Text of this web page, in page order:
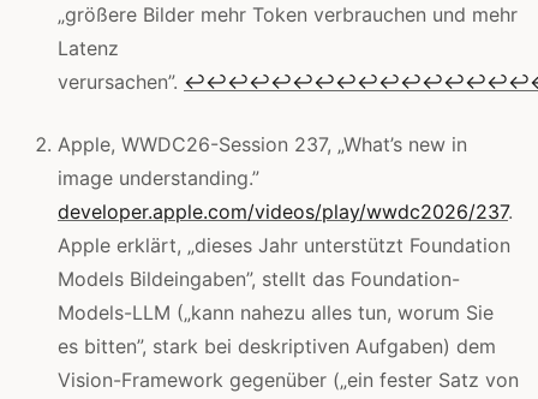
„größere Bilder mehr Token verbrauchen und mehr
Latenz
verursachen”. ↩↩↩↩↩↩↩↩↩↩↩↩↩↩↩↩
Apple, WWDC26-Session 237, „What’s new in
image understanding.”
developer.apple.com/videos/play/wwdc2026/237.
Apple erklärt, „dieses Jahr unterstützt Foundation
Models Bildeingaben”, stellt das Foundation-
Models-LLM („kann nahezu alles tun, worum Sie
es bitten”, stark bei deskriptiven Aufgaben) dem
Vision-Framework gegenüber („ein fester Satz von